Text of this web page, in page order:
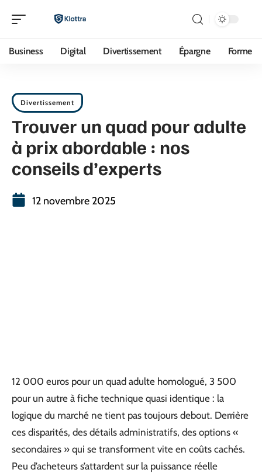
Business Digital Divertissement Épargne Forme
Divertissement
Trouver un quad pour adulte
à prix abordable : nos
conseils d’experts
12 novembre 2025
12 000 euros pour un quad adulte homologué, 3 500
pour un autre à fiche technique quasi identique : la
logique du marché ne tient pas toujours debout. Derrière
ces disparités, des détails administratifs, des options «
secondaires » qui se transforment vite en coûts cachés.
Peu d’acheteurs s’attardent sur la puissance réelle